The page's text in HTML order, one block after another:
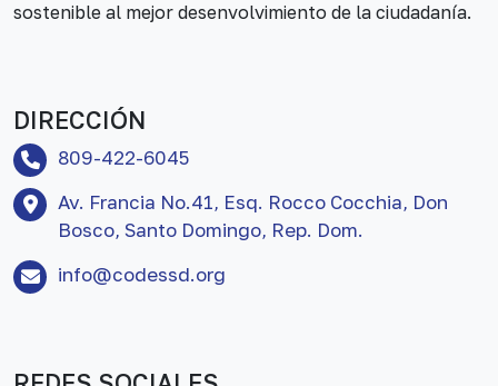
sostenible al mejor desenvolvimiento de la ciudadanía.
DIRECCIÓN
809-422-6045
Av. Francia No.41, Esq. Rocco Cocchia, Don
Bosco, Santo Domingo, Rep. Dom.
info@codessd.org